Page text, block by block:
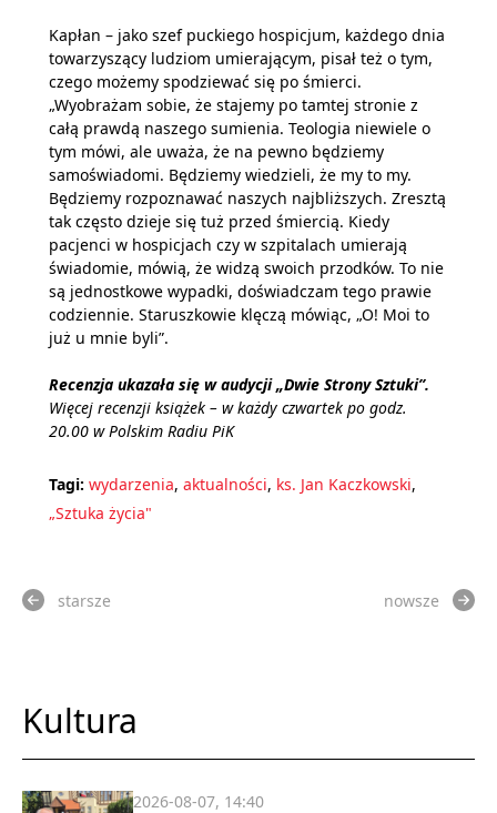
Kapłan – jako szef puckiego hospicjum, każdego dnia
towarzyszący ludziom umierającym, pisał też o tym,
czego możemy spodziewać się po śmierci.
„Wyobrażam sobie, że stajemy po tamtej stronie z
całą prawdą naszego sumienia. Teologia niewiele o
tym mówi, ale uważa, że na pewno będziemy
samoświadomi. Będziemy wiedzieli, że my to my.
Będziemy rozpoznawać naszych najbliższych. Zresztą
tak często dzieje się tuż przed śmiercią. Kiedy
pacjenci w hospicjach czy w szpitalach umierają
świadomie, mówią, że widzą swoich przodków. To nie
są jednostkowe wypadki, doświadczam tego prawie
codziennie. Staruszkowie klęczą mówiąc, „O! Moi to
już u mnie byli”.
Recenzja ukazała się w audycji „Dwie Strony Sztuki”.
Więcej recenzji książek – w każdy czwartek po godz.
20.00 w Polskim Radiu PiK
Tagi: wydarzenia, aktualności, ks. Jan Kaczkowski,
„Sztuka życia"
starsze nowsze
Kultura
2026-08-07, 14:40